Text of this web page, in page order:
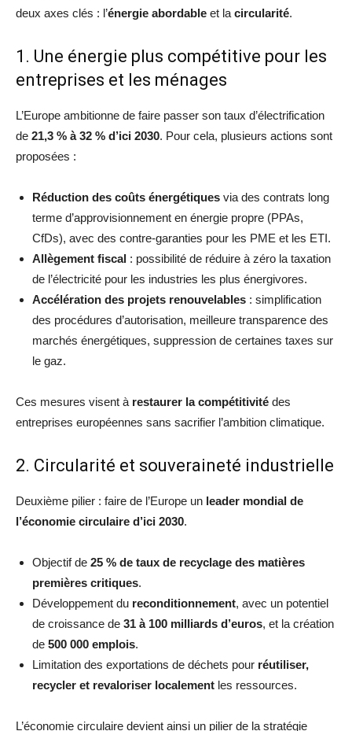
deux axes clés : l’énergie abordable et la circularité.
1. Une énergie plus compétitive pour les
entreprises et les ménages
L’Europe ambitionne de faire passer son taux d’électrification
de 21,3 % à 32 % d’ici 2030. Pour cela, plusieurs actions sont
proposées :
Réduction des coûts énergétiques via des contrats long
terme d’approvisionnement en énergie propre (PPAs,
CfDs), avec des contre-garanties pour les PME et les ETI.
Allègement fiscal : possibilité de réduire à zéro la taxation
de l’électricité pour les industries les plus énergivores.
Accélération des projets renouvelables : simplification
des procédures d’autorisation, meilleure transparence des
marchés énergétiques, suppression de certaines taxes sur
le gaz.
Ces mesures visent à restaurer la compétitivité des
entreprises européennes sans sacrifier l’ambition climatique.
2. Circularité et souveraineté industrielle
Deuxième pilier : faire de l’Europe un leader mondial de
l’économie circulaire d’ici 2030.
Objectif de 25 % de taux de recyclage des matières
premières critiques.
Développement du reconditionnement, avec un potentiel
de croissance de 31 à 100 milliards d’euros, et la création
de 500 000 emplois.
Limitation des exportations de déchets pour réutiliser,
recycler et revaloriser localement les ressources.
L’économie circulaire devient ainsi un pilier de la stratégie